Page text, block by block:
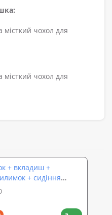
місткий чохол для
місткий чохол для
+ вкладиш +
+ сидіння
OSPORT Літо 4в1